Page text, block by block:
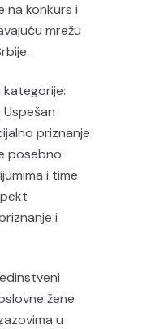
na konkurs i
mrežu
kategorije:
priznanje
posebno
i time
i
žene
u